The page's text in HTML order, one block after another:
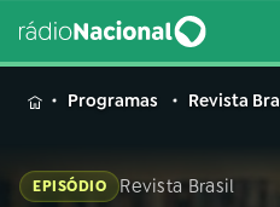
MENUProgramas Revista
EPISÓDIO Revista Brasil